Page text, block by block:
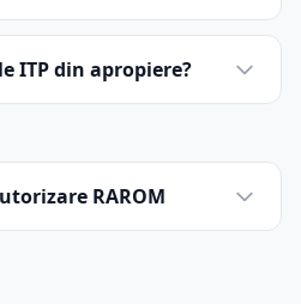
ITP din apropiere?
RAROM